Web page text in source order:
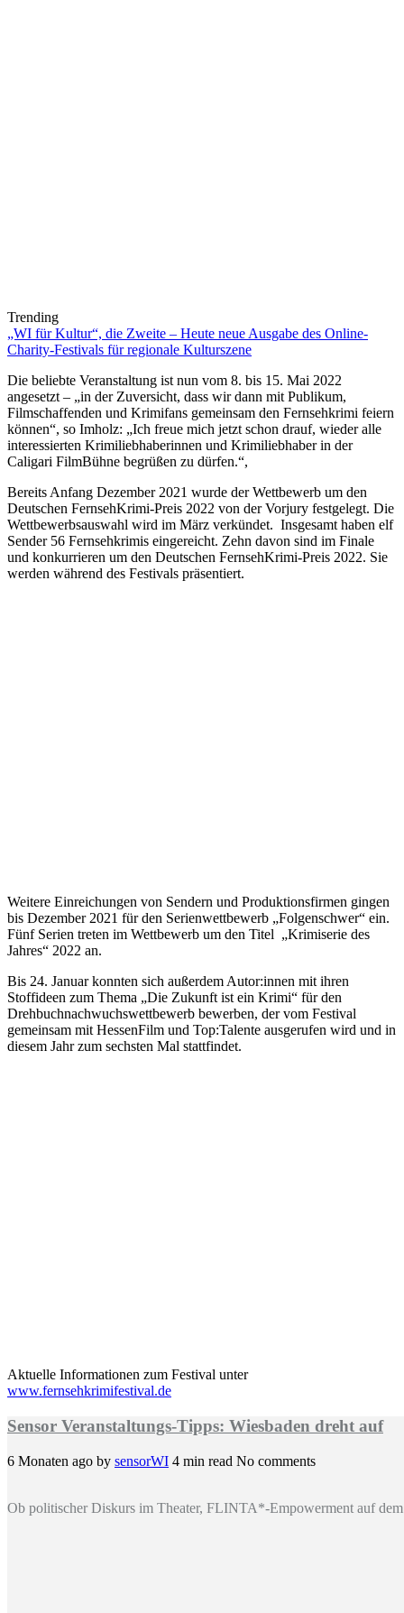
Trending
„WI für Kultur“, die Zweite – Heute neue Ausgabe des Online-
Charity-Festivals für regionale Kulturszene
Die beliebte Veranstaltung ist nun vom 8. bis 15. Mai 2022
angesetzt – „in der Zuversicht, dass wir dann mit Publikum,
Filmschaffenden und Krimifans gemeinsam den Fernsehkrimi feiern
können“, so Imholz: „Ich freue mich jetzt schon drauf, wieder alle
interessierten Krimiliebhaberinnen und Krimiliebhaber in der
Caligari FilmBühne begrüßen zu dürfen.“,
Bereits Anfang Dezember 2021 wurde der Wettbewerb um den
Deutschen FernsehKrimi-Preis 2022 von der Vorjury festgelegt. Die
Wettbewerbsauswahl wird im März verkündet. Insgesamt haben elf
Sender 56 Fernsehkrimis eingereicht. Zehn davon sind im Finale
und konkurrieren um den Deutschen FernsehKrimi-Preis 2022. Sie
werden während des Festivals präsentiert.
Weitere Einreichungen von Sendern und Produktionsfirmen gingen
bis Dezember 2021 für den Serienwettbewerb „Folgenschwer“ ein.
Fünf Serien treten im Wettbewerb um den Titel „Krimiserie des
Jahres“ 2022 an.
Bis 24. Januar konnten sich außerdem Autor:innen mit ihren
Stoffideen zum Thema „Die Zukunft ist ein Krimi“ für den
Drehbuchnachwuchswettbewerb bewerben, der vom Festival
gemeinsam mit HessenFilm und Top:Talente ausgerufen wird und in
diesem Jahr zum sechsten Mal stattfindet.
Aktuelle Informationen zum Festival unter
www.fernsehkrimifestival.de
Sensor Veranstaltungs-Tipps: Wiesbaden dreht auf
6 Monaten ago by sensorWI 4 min read No comments
Ob politischer Diskurs im Theater, FLINTA*-Empowerment auf